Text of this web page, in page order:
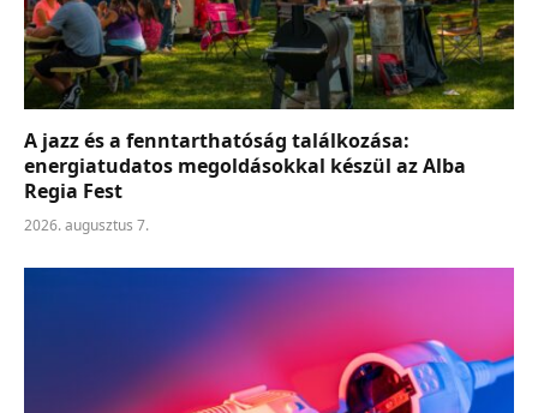
A jazz és a fenntarthatóság találkozása:
energiatudatos megoldásokkal készül az Alba
Regia Fest
2026. augusztus 7.